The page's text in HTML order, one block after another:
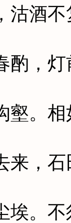
酒不
，灯
。相
，石
。不